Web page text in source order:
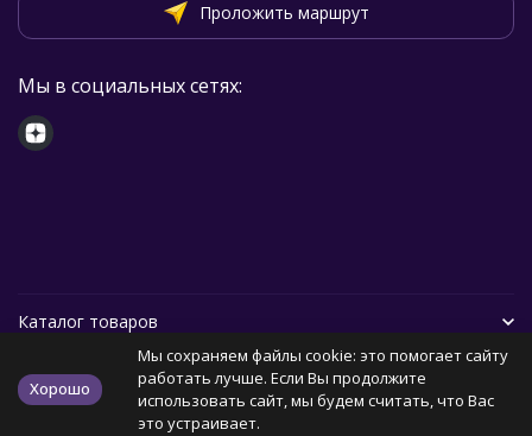
Проложить маршрут
Мы в социальных сетях:
Каталог товаров
Помощь
Хорошо
Мы сохраняем файлы cookie: это помогает сайту
работать лучше. Если Вы продолжите
использовать сайт, мы будем считать, что Вас
это устраивает.